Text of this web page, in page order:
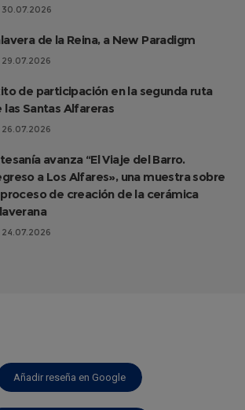
30.07.2026
de la Reina, a New Paradigm
29.07.2026
de participación en la segunda ruta
las Santas Alfareras
26.07.2026
avanza “El Viaje del Barro.
a Los Alfares», una muestra sobre
de creación de la cerámica
24.07.2026
Añadir reseña en Google